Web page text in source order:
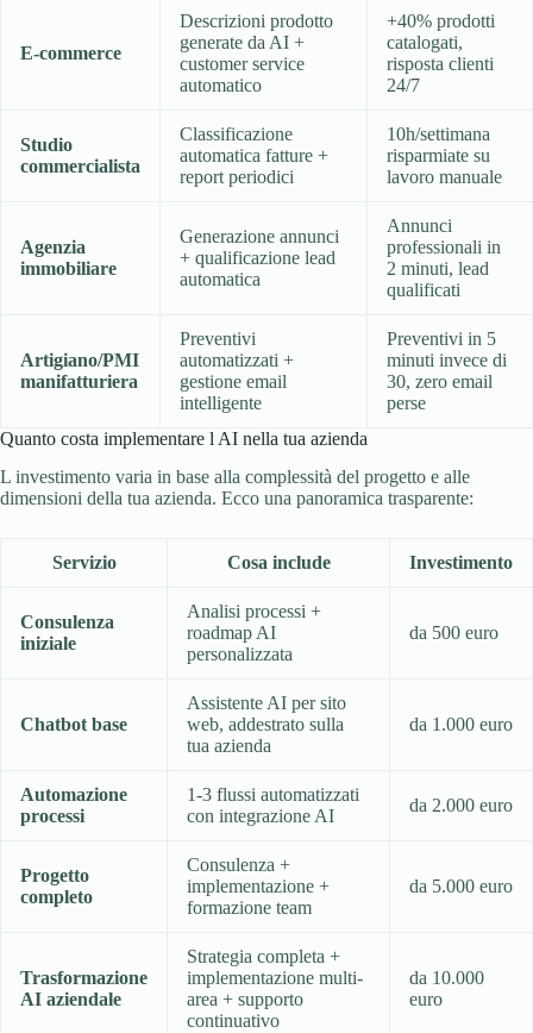
E-commerce
Descrizioni prodotto
generate da AI +
customer service
automatico
+40% prodotti
catalogati,
risposta clienti
24/7
Studio
commercialista
Classificazione
automatica fatture +
report periodici
10h/settimana
risparmiate su
lavoro manuale
Agenzia
immobiliare
Generazione annunci
+ qualificazione lead
automatica
Annunci
professionali in
2 minuti, lead
qualificati
Artigiano/PMI
manifatturiera
Preventivi
automatizzati +
gestione email
intelligente
Preventivi in 5
minuti invece di
30, zero email
perse
Quanto costa implementare l AI nella tua azienda
L investimento varia in base alla complessità del progetto e alle
dimensioni della tua azienda. Ecco una panoramica trasparente:
Servizio Cosa include Investimento
Consulenza
iniziale
Analisi processi +
roadmap AI
personalizzata
da 500 euro
Chatbot base
Assistente AI per sito
web, addestrato sulla
tua azienda
da 1.000 euro
Automazione
processi
1-3 flussi automatizzati
con integrazione AI
da 2.000 euro
Progetto
completo
Consulenza +
implementazione +
formazione team
da 5.000 euro
Trasformazione
AI aziendale
Strategia completa +
implementazione multi-
area + supporto
continuativo
da 10.000
euro